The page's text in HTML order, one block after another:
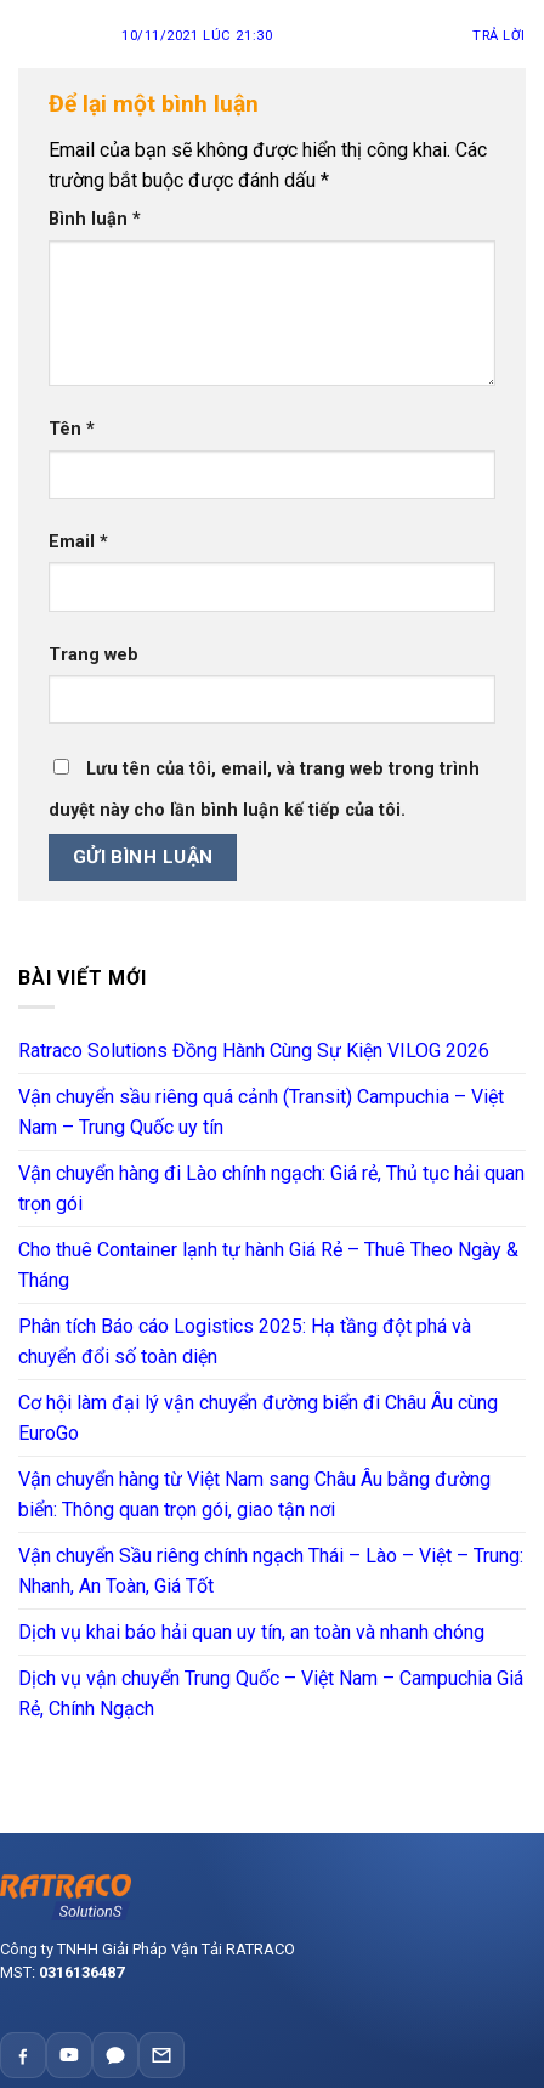
10/11/2021 LÚC 21:30 TRẢ LỜI
Để lại một bình luận
Email của bạn sẽ không được hiển thị công khai. Các
trường bắt buộc được đánh dấu *
Bình luận *
Tên *
Email *
Trang web
Lưu tên của tôi, email, và trang web trong trình
duyệt này cho lần bình luận kế tiếp của tôi.
BÀI VIẾT MỚI
Ratraco Solutions Đồng Hành Cùng Sự Kiện VILOG 2026
Vận chuyển sầu riêng quá cảnh (Transit) Campuchia – Việt
Nam – Trung Quốc uy tín
Vận chuyển hàng đi Lào chính ngạch: Giá rẻ, Thủ tục hải quan
trọn gói
Cho thuê Container lạnh tự hành Giá Rẻ – Thuê Theo Ngày &
Tháng
Phân tích Báo cáo Logistics 2025: Hạ tầng đột phá và
chuyển đổi số toàn diện
Cơ hội làm đại lý vận chuyển đường biển đi Châu Âu cùng
EuroGo
Vận chuyển hàng từ Việt Nam sang Châu Âu bằng đường
biển: Thông quan trọn gói, giao tận nơi
Vận chuyển Sầu riêng chính ngạch Thái – Lào – Việt – Trung:
Nhanh, An Toàn, Giá Tốt
Dịch vụ khai báo hải quan uy tín, an toàn và nhanh chóng
Dịch vụ vận chuyển Trung Quốc – Việt Nam – Campuchia Giá
Rẻ, Chính Ngạch
Công ty TNHH Giải Pháp Vận Tải RATRACO
MST: 0316136487